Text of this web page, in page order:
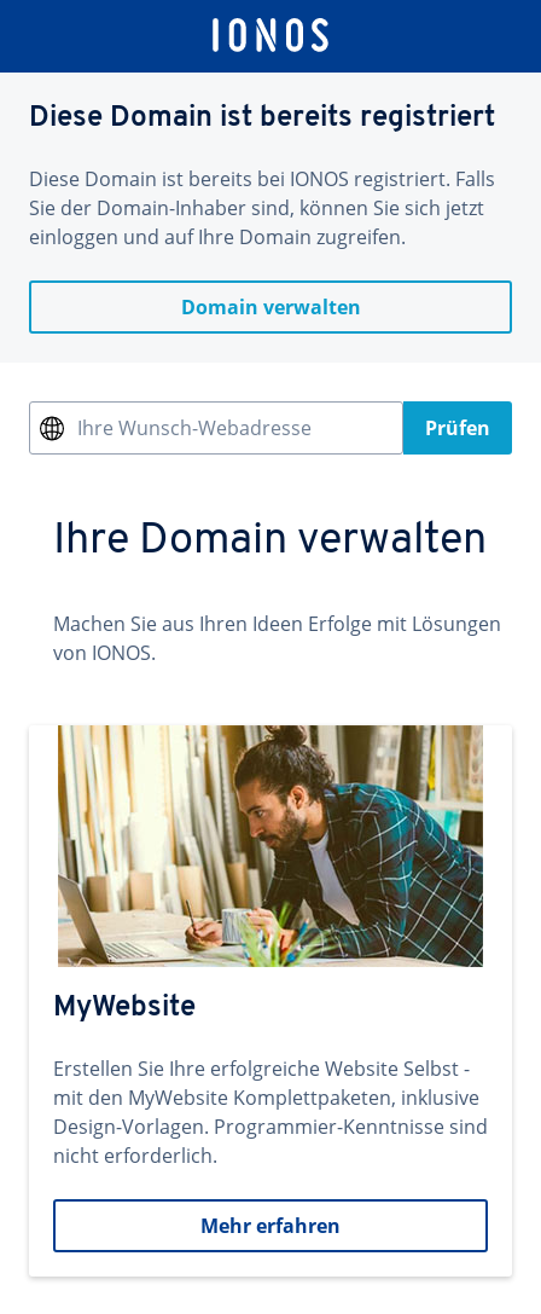
Diese Domain ist bereits registriert
Diese Domain ist bereits bei IONOS registriert. Falls
Sie der Domain-Inhaber sind, können Sie sich jetzt
einloggen und auf Ihre Domain zugreifen.
Domain verwalten
Ihre Wunsch-Webadresse Prüfen
Ihre Domain verwalten
Machen Sie aus Ihren Ideen Erfolge mit Lösungen
von IONOS.
MyWebsite
Erstellen Sie Ihre erfolgreiche Website Selbst -
mit den MyWebsite Komplettpaketen, inklusive
Design-Vorlagen. Programmier-Kenntnisse sind
nicht erforderlich.
Mehr erfahren